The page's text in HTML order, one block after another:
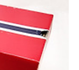
다. 1. 한끼에 한 숟
하고 밤에는 먹지
천천히 씹어 먹는
외식은 피한다. 5.
방이..